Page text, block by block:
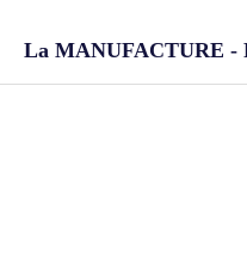
contenu
La MANUFACTURE -